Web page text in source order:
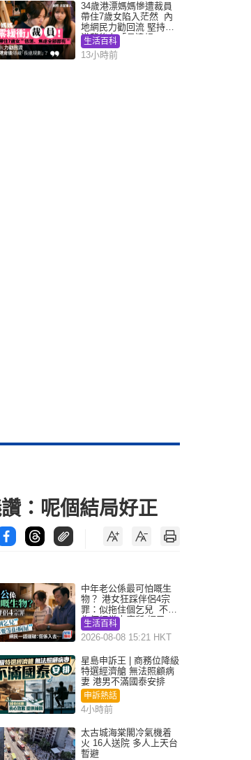
34歲港漂媽媽慘遭裁員
帶住7歲女陷入茫然 內
地網民力勸回流 堅持留
港背後有「長遠規
劃」？
生活百科
13小時前
：呢個結局好正
中年老公係最可怕嘅生
物？ 港女狂踩伴侶4宗
罪：似拖住個乞兒 不解
為何經常去廁所 網民一
語道破
生活百科
2026-08-08 15:21 HKT
星島申訴王 | 商務位降級
特選經濟艙 無法照顧病
妻 港男不滿國泰安排
申訴熱話
4小時前
太古城海棠閣冷氣機着
火 16人送院 多人上天台
暫避